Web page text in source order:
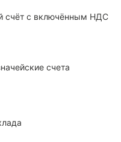
счёт с включённым НДС
счета